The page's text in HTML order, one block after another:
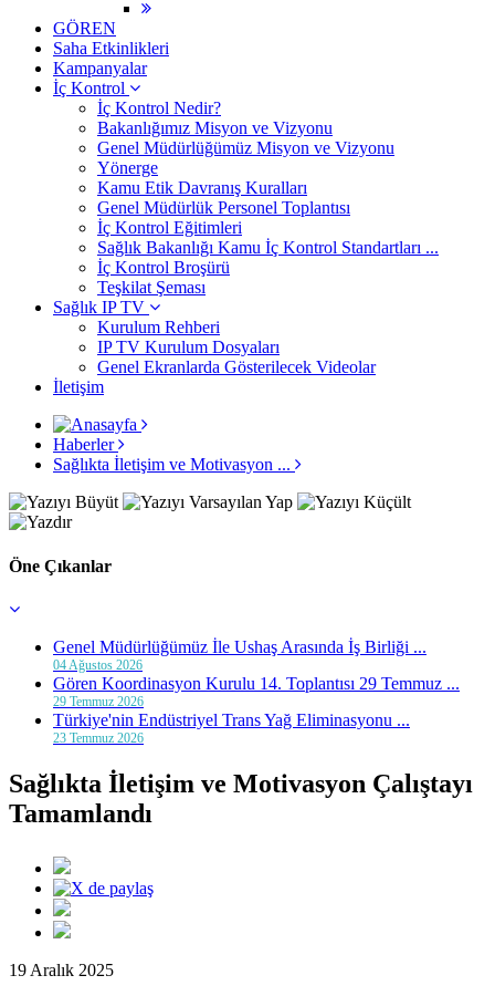
GÖREN
Saha Etkinlikleri
Kampanyalar
İç Kontrol
İç Kontrol Nedir?
Bakanlığımız Misyon ve Vizyonu
Genel Müdürlüğümüz Misyon ve Vizyonu
Yönerge
Kamu Etik Davranış Kuralları
Genel Müdürlük Personel Toplantısı
İç Kontrol Eğitimleri
Sağlık Bakanlığı Kamu İç Kontrol Standartları ...
İç Kontrol Broşürü
Teşkilat Şeması
Sağlık IP TV
Kurulum Rehberi
IP TV Kurulum Dosyaları
Genel Ekranlarda Gösterilecek Videolar
İletişim
Haberler
Sağlıkta İletişim ve Motivasyon ...
Öne Çıkanlar
Genel Müdürlüğümüz İle Ushaş Arasında İş Birliği ...
04 Ağustos 2026
Gören Koordinasyon Kurulu 14. Toplantısı 29 Temmuz ...
29 Temmuz 2026
Türkiye'nin Endüstriyel Trans Yağ Eliminasyonu ...
23 Temmuz 2026
Sağlıkta İletişim ve Motivasyon Çalıştayı
Tamamlandı
19 Aralık 2025